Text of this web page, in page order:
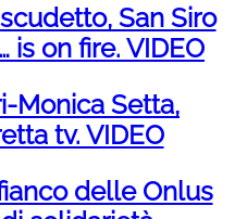
San Siro
is on fire. VIDEO
Monica Setta,
tv. VIDEO
delle Onlus